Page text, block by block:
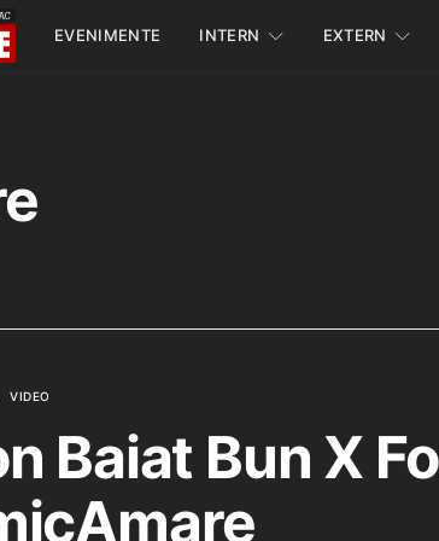
EVENIMENTE INTERN EXTERN
VIDEO
Baiat Bun X